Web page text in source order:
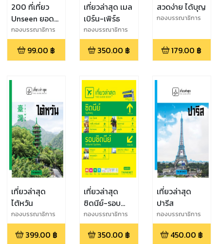
200 ที่เที่ยว
Unseen ยอด
ฮิต ติดเทรนด์
กองบรรณาธิการ
THiNKNET
99.00 ฿
เที่ยวล่าสุด เมล
เบิร์น-เพิร์ธ
กองบรรณาธิการ
350.00 ฿
สวดง่าย ได้บุญ
กองบรรณาธิการ
179.00 ฿
เที่ยวล่าสุด
ไต้หวัน
กองบรรณาธิการ
THiNKNET
399.00 ฿
เที่ยวล่าสุด
ซิดนีย์-รอบ
ซิดนีย์
กองบรรณาธิการ
350.00 ฿
เที่ยวล่าสุด
ปารีส
กองบรรณาธิการ
สำนักพิมพ์ทิงค์เน็ต
450.00 ฿